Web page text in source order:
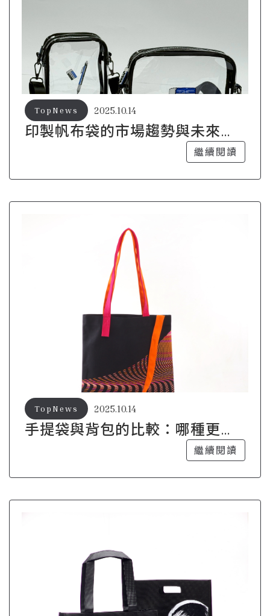
印製帆布袋的市場趨勢與未來發
2025.10.14
TopNews
繼續閱讀
手提袋與背包的比較：哪種更適
2025.10.14
TopNews
繼續閱讀